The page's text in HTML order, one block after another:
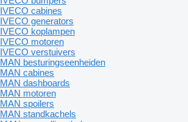
IVECO cabines
IVECO generators
IVECO koplampen
IVECO motoren
IVECO verstuivers
MAN besturingseenheiden
MAN cabines
MAN dashboards
MAN motoren
MAN spoilers
MAN standkachels